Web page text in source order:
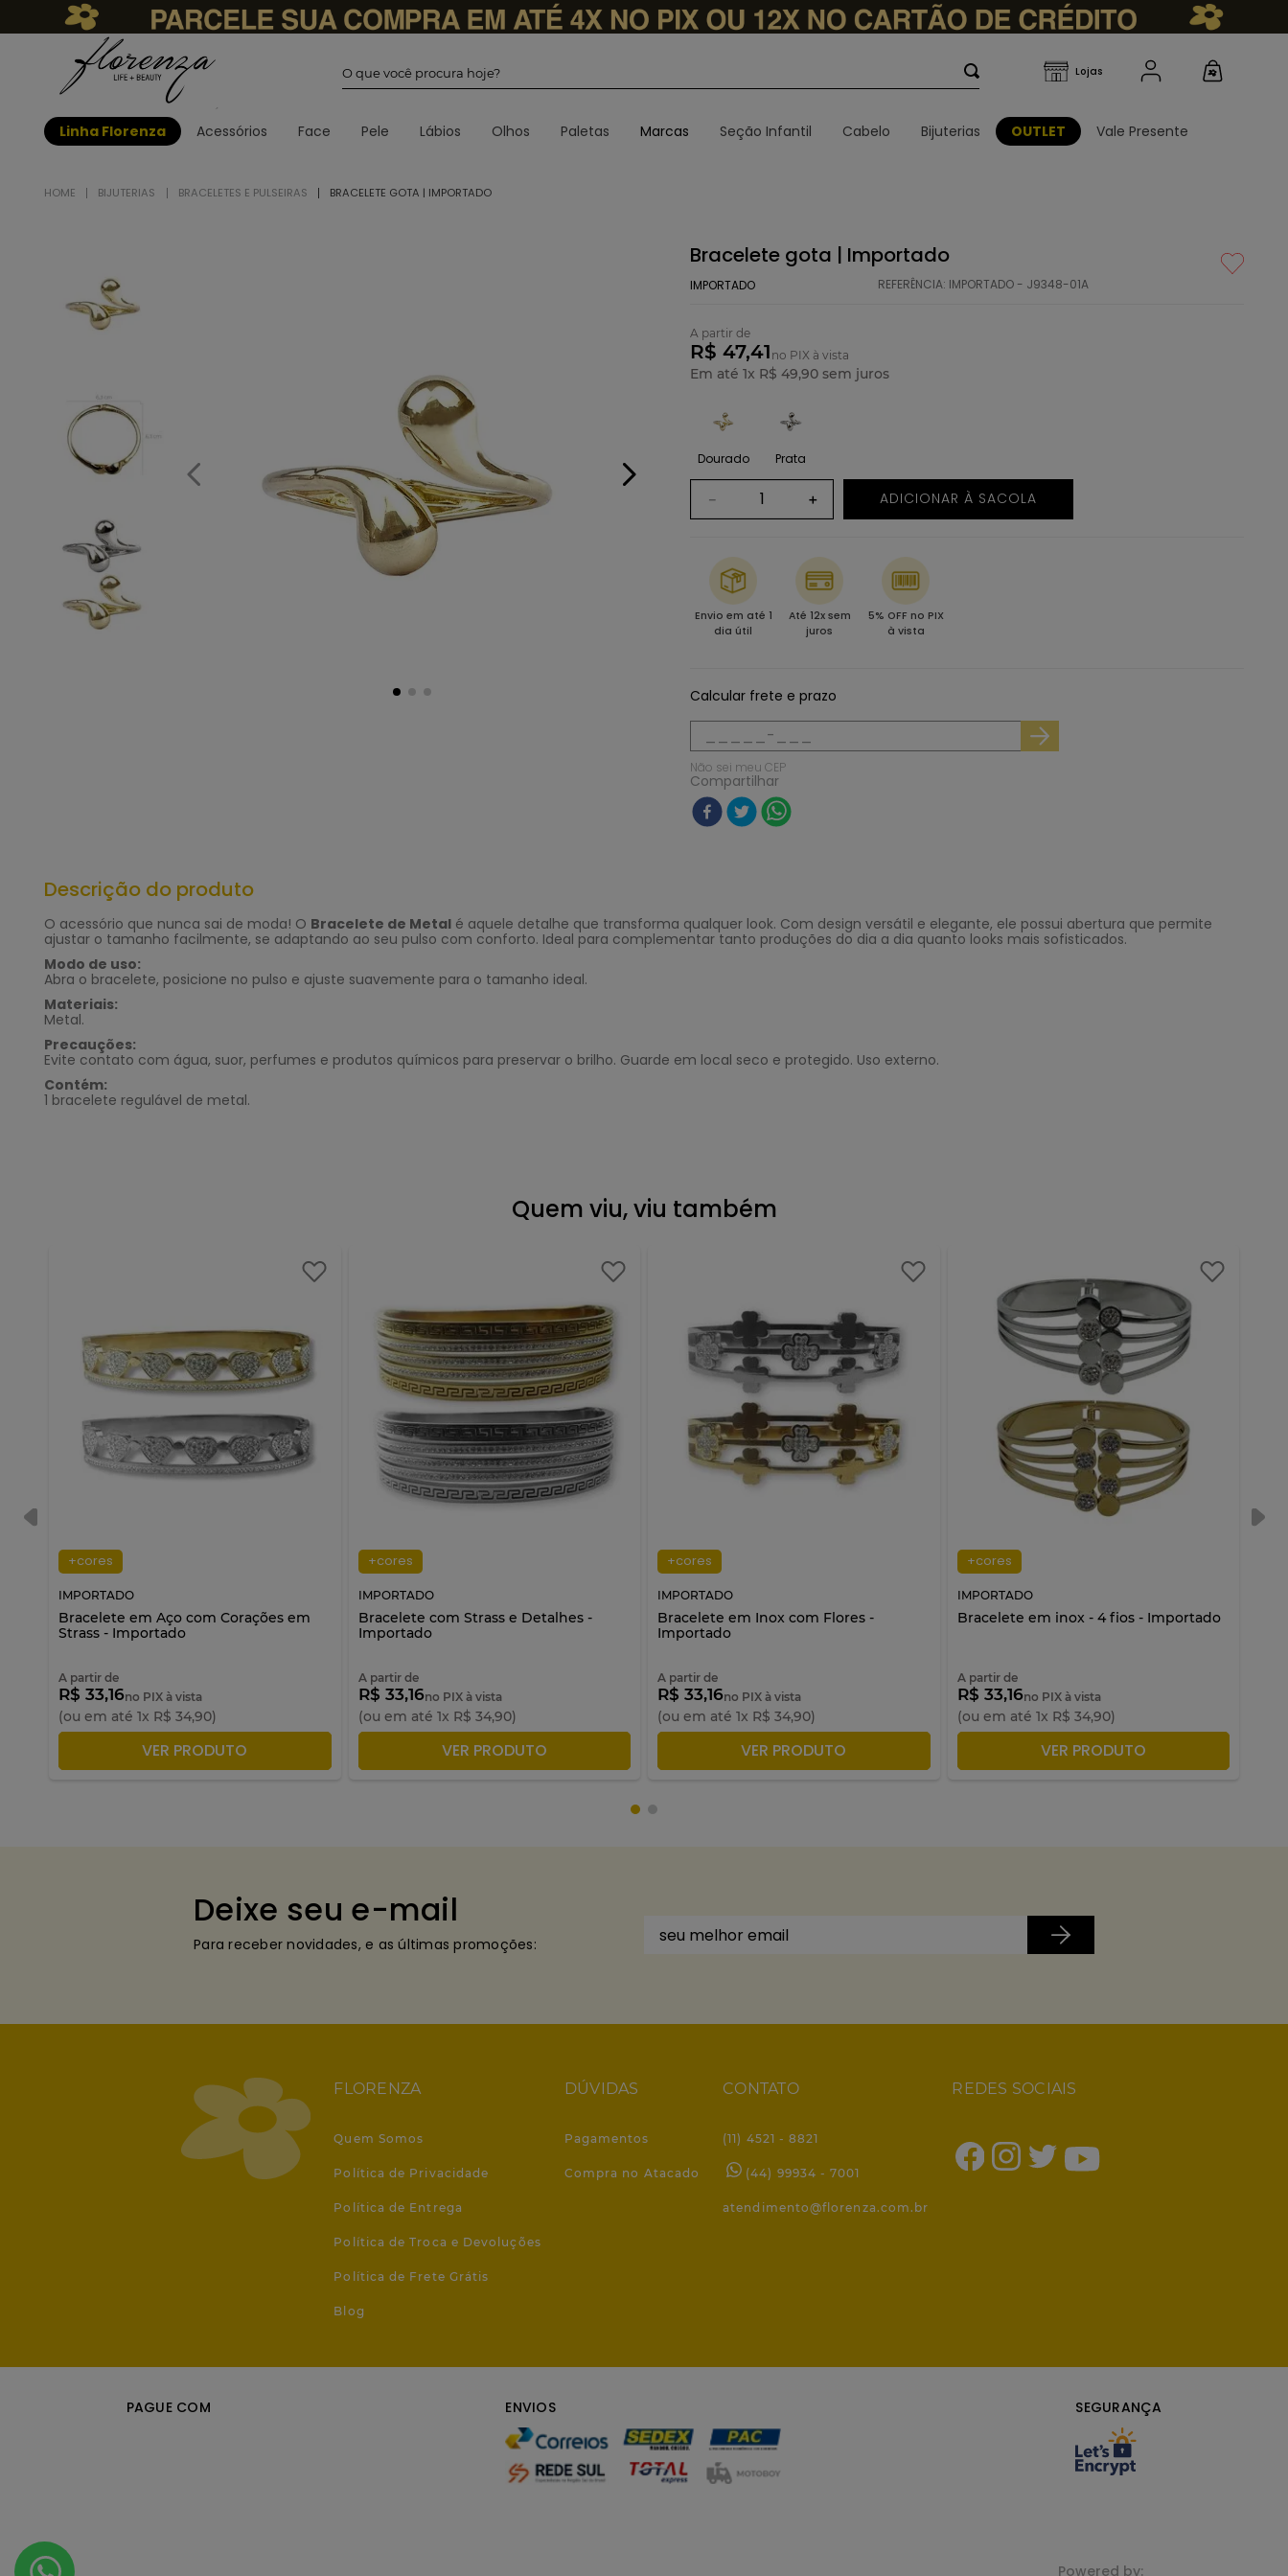
Linha Florenza Acessórios Face Pele Lábios Olhos Paletas Marcas Seção Infantil Cabelo Bijuterias OUTLET Vale Presente
BIJUTERIAS BRACELETES E PULSEIRAS BRACELETE GOTA | IMPORTADO
Bracelete gota | Importado
IMPORTADO REFERÊNCIA: IMPORTADO - J9348-01A
A partir de
R$ 47,41 no PIX à vista
Em até 1x R$ 49,90 sem juros
Dourado Prata
＋
－ ADICIONAR À SACOLA
Envio em até 1
dia útil
Até 12x sem
juros
5% OFF no PIX
à vista
Calcular frete e prazo
Não sei meu CEP
Compartilhar
Descrição do produto
O acessório que nunca sai de moda! O Bracelete de Metal é aquele detalhe que transforma qualquer look. Com design versátil e elegante, ele possui abertura que permite
ajustar o tamanho facilmente, se adaptando ao seu pulso com conforto. Ideal para complementar tanto produções do dia a dia quanto looks mais sofisticados.
Modo de uso:
Abra o bracelete, posicione no pulso e ajuste suavemente para o tamanho ideal.
Materiais:
Metal.
Precauções:
Evite contato com água, suor, perfumes e produtos químicos para preservar o brilho. Guarde em local seco e protegido. Uso externo.
Contém:
1 bracelete regulável de metal.
Quem viu, viu também
+cores
IMPORTADO
Bracelete em Aço com Corações em
Strass - Importado
A partir de
R$ 33,16no PIX à vista
(ou em até 1x R$ 34,90)
ADICIONAR À SACOLA
VER PRODUTO
+cores
IMPORTADO
Bracelete com Strass e Detalhes -
Importado
A partir de
R$ 33,16no PIX à vista
(ou em até 1x R$ 34,90)
ADICIONAR À SACOLA
VER PRODUTO
+cores
IMPORTADO
Bracelete em Inox com Flores -
Importado
A partir de
R$ 33,16no PIX à vista
(ou em até 1x R$ 34,90)
ADICIONAR À SACOLA
VER PRODUTO
+cores
IMPORTADO
Bracelete em inox - 4 fios - Importado
A partir de
R$ 33,16no PIX à vista
(ou em até 1x R$ 34,90)
ADICIONAR À SACOLA
VER PRODUTO
Deixe seu e-mail
Para receber novidades, e as últimas promoções:
FLORENZA
Quem Somos
Política de Privacidade
Política de Entrega
Política de Troca e Devoluções
Política de Frete Grátis
Blog
DÚVIDAS
Pagamentos
Compra no Atacado
CONTATO
(11) 4521 - 8821
(44) 99934 - 7001
atendimento@florenza.com.br
REDES SOCIAIS
PAGUE COM ENVIOS SEGURANÇA
Powered by: